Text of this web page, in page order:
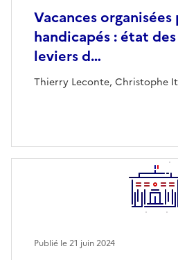
Vacances
handicapés : état
leviers d…
Thierry Leconte, Christophe
Publié le21 juin 2024